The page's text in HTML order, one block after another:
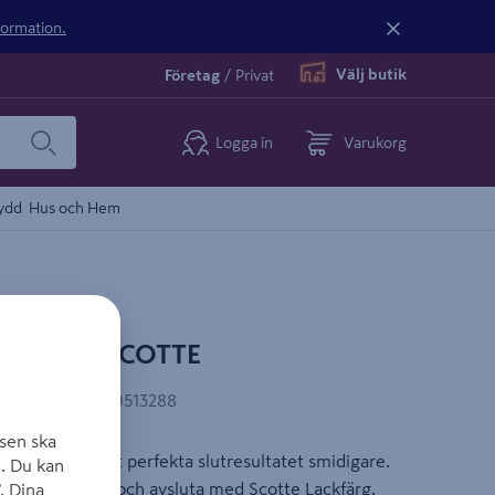
Företag / Privat Välj butik
Logga in Varukorg
Hus och Hem
0,9L SCOTTE
7311230513288
vägen till det perfekta slutresultatet smidigare.
Snickerislip och avsluta med Scotte Lackfärg.
ska
Du kan
Dina